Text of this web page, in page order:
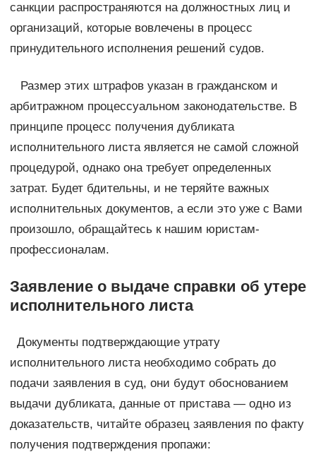
санкции распространяются на должностных лиц и
организаций, которые вовлечены в процесс
принудительного исполнения решений судов.
Размер этих штрафов указан в гражданском и
арбитражном процессуальном законодательстве. В
принципе процесс получения дубликата
исполнительного листа является не самой сложной
процедурой, однако она требует определенных
затрат. Будет бдительны, и не теряйте важных
исполнительных документов, а если это уже с Вами
произошло, обращайтесь к нашим юристам-
профессионалам.
Заявление о выдаче справки об утере
исполнительного листа
Документы подтверждающие утрату
исполнительного листа необходимо собрать до
подачи заявления в суд, они будут обоснованием
выдачи дубликата, данные от пристава — одно из
доказательств, читайте образец заявления по факту
получения подтверждения пропажи: